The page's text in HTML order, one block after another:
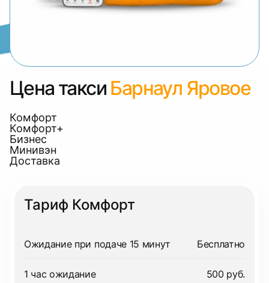
Цена такси Барнаул Яровое
Комфорт
Комфорт+
Бизнес
Минивэн
Доставка
Тариф Комфорт
Ожидание при подаче 15 минут Бесплатно
1 час ожидание 500 руб.